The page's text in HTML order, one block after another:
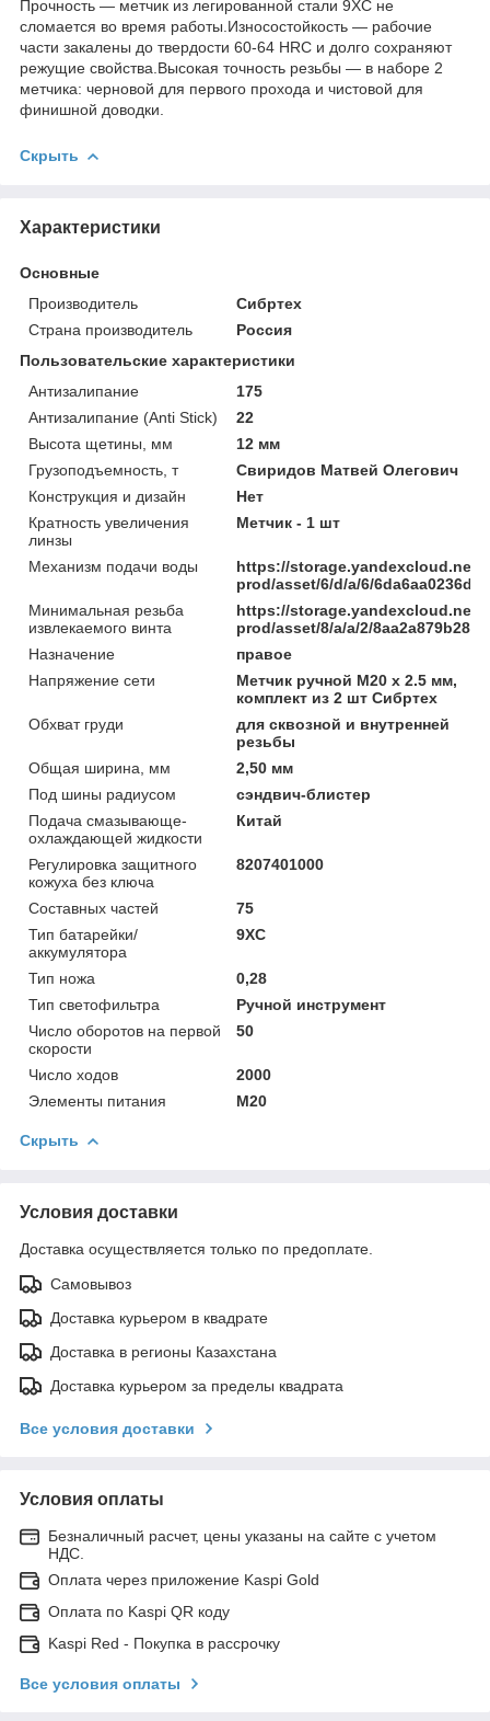
Прочность — метчик из легированной стали 9ХС не
сломается во время работы.Износостойкость — рабочие
части закалены до твердости 60-64 HRC и долго сохраняют
режущие свойства.Высокая точность резьбы — в наборе 2
метчика: черновой для первого прохода и чистовой для
финишной доводки.
Скрыть
Характеристики
Основные
Производитель
Сибртех
Страна производитель
Россия
Пользовательские характеристики
Антизалипание
175
Антизалипание (Anti Stick)
22
Высота щетины, мм
12 мм
Грузоподъемность, т
Свиридов Матвей Олегович
Конструкция и дизайн
Нет
Кратность увеличения
линзы
Метчик - 1 шт
Механизм подачи воды
https://storage.yandexcloud.net/
prod/asset/6/d/a/6/
Минимальная резьба
извлекаемого винта
https://storage.yandexcloud.net/
prod/asset/8/a/a/2/
Назначение
правое
Напряжение сети
Метчик ручной М20 х 2.5 мм,
комплект из 2 шт Сибртех
Обхват груди
для сквозной и внутренней
резьбы
Общая ширина, мм
2,50 мм
Под шины радиусом
сэндвич-блистер
Подача смазывающе-
охлаждающей жидкости
Китай
Регулировка защитного
кожуха без ключа
8207401000
Составных частей
75
Тип батарейки/
аккумулятора
9XC
Тип ножа
0,28
Тип светофильтра
Ручной инструмент
Число оборотов на первой
скорости
50
Число ходов
2000
Элементы питания
M20
Скрыть
Условия доставки
Доставка осуществляется только по предоплате.
Самовывоз
Доставка курьером в квадрате
Доставка в регионы Казахстана
Доставка курьером за пределы квадрата
Все условия доставки
Условия оплаты
Безналичный расчет, цены указаны на сайте с учетом
НДС.
Оплата через приложение Kaspi Gold
Оплата по Kaspi QR коду
Kaspi Red - Покупка в рассрочку
Все условия оплаты